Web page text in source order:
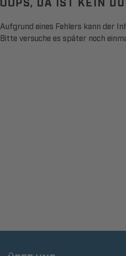
Aufgrund eines Fehlers kann der
Bitte versuche es später noch